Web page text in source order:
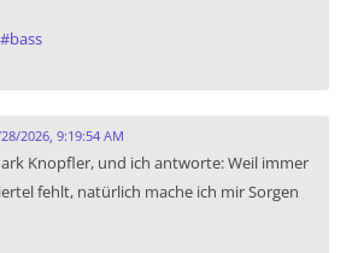
#bass
2026, 9:19:54 AM
Knopfler, und ich antworte: Weil immer
fehlt, natürlich mache ich mir Sorgen